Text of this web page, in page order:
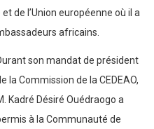
de l’Union européenne où il a
africains.
son mandat de président
la Commission de la CEDEAO,
Kadré Désiré Ouédraogo a
à la Communauté de